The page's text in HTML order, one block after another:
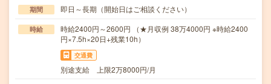
期間 即日～長期（開始日はご相談ください）
時給
時給2400円～2600円 （★月収例 38万4000円 ※時給2400
円×7.5h×20日+残業10h）
交通費
別途支給 上限2万8000円/月